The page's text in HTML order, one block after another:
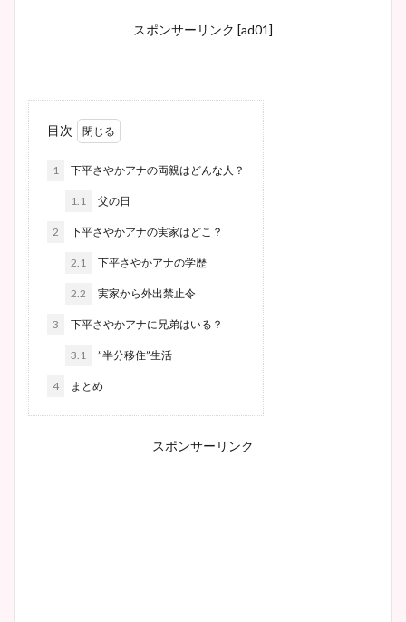
スポンサーリンク [ad01]
目次
1 下平さやかアナの両親はどんな人？
1.1 父の日
2 下平さやかアナの実家はどこ？
2.1 下平さやかアナの学歴
2.2 実家から外出禁止令
3 下平さやかアナに兄弟はいる？
3.1 ”半分移住”生活
4 まとめ
スポンサーリンク